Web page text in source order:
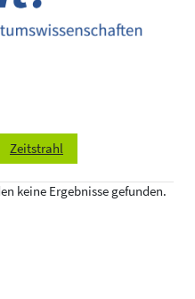
Zeitstrahl
keine Ergebnisse gefunden.